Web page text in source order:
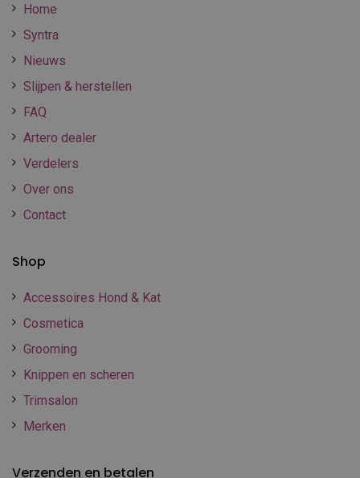
Home
Syntra
Nieuws
Slijpen & herstellen
FAQ
Artero dealer
Verdelers
Over ons
Contact
Shop
Accessoires Hond & Kat
Cosmetica
Grooming
Knippen en scheren
Trimsalon
Merken
Verzenden en betalen